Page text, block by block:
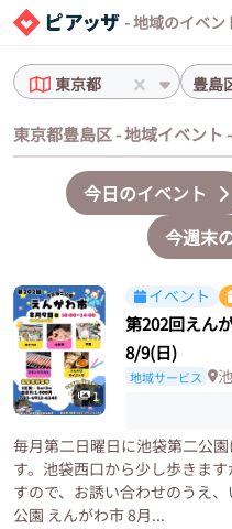
- 地域のイベン
東京都 豊島
東京都豊島区 - 地域イベント
今日のイベント
今週末
1
イベント
第202回えん
8/9(日)
地域サービス
毎月第二日曜日に池袋第二公
す。池袋西口から少し歩きま
すので、お誘い合わせのうえ
公園 えんがわ市 8月...